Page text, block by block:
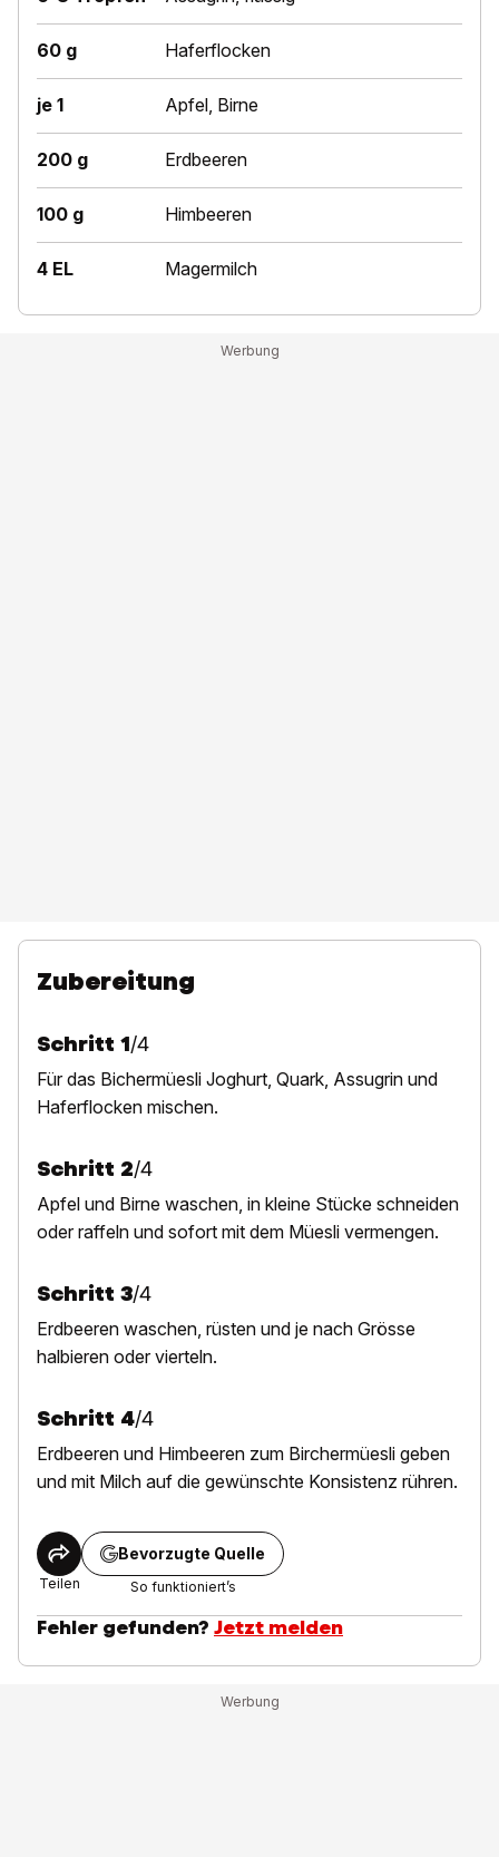
60 g Haferflocken
je 1 Apfel, Birne
200 g Erdbeeren
100 g Himbeeren
4 EL Magermilch
Zubereitung
Schritt 1/4
Für das Bichermüesli Joghurt, Quark, Assugrin und
Haferflocken mischen.
Schritt 2/4
Apfel und Birne waschen, in kleine Stücke schneiden
oder raffeln und sofort mit dem Müesli vermengen.
Schritt 3/4
Erdbeeren waschen, rüsten und je nach Grösse
halbieren oder vierteln.
Schritt 4/4
Erdbeeren und Himbeeren zum Birchermüesli geben
und mit Milch auf die gewünschte Konsistenz rühren.
Teilen
Bevorzugte Quelle
So funktioniert’s
Fehler gefunden? Jetzt melden